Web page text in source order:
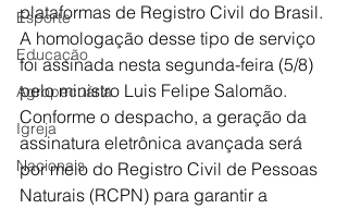
Esporte
Educação
Agropecuária
Igreja
Nacionais
plataformas de Registro Civil do Brasil.
A homologação desse tipo de serviço
foi assinada nesta segunda-feira (5/8)
pelo ministro Luis Felipe Salomão.
Conforme o despacho, a geração da
assinatura eletrônica avançada será
por meio do Registro Civil de Pessoas
Naturais (RCPN) para garantir a